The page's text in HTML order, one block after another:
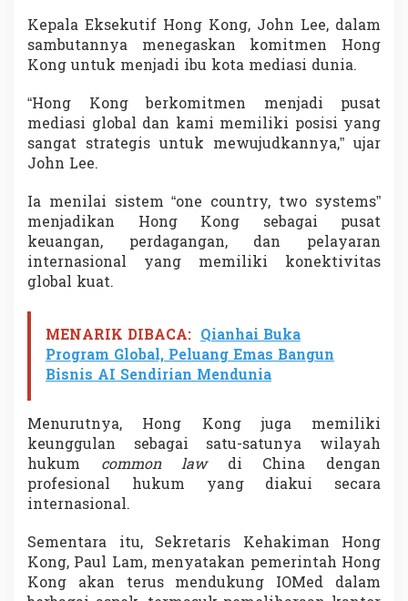
n
S
u
m
i
t
I
n
r
n
a
s
i
l
2
0
2
Kepala Eksekutif Hong Kong, John Lee, dalam
sambutannya menegaskan komitmen Hong
Kong untuk menjadi ibu kota mediasi dunia.
“Hong Kong berkomitmen menjadi pusat
mediasi global dan kami memiliki posisi yang
sangat strategis untuk mewujudkannya,” ujar
John Lee.
Ia menilai sistem “one country, two systems”
menjadikan Hong Kong sebagai pusat
keuangan, perdagangan, dan pelayaran
internasional yang memiliki konektivitas
global kuat.
MENARIK DIBACA: Qianhai Buka
Program Global, Peluang Emas Bangun
Bisnis AI Sendirian Mendunia
Menurutnya, Hong Kong juga memiliki
keunggulan sebagai satu-satunya wilayah
hukum common lawdi China dengan
profesional hukum yang diakui secara
internasional.
Sementara itu, Sekretaris Kehakiman Hong
Kong, Paul Lam, menyatakan pemerintah Hong
Kong akan terus mendukung IOMed dalam